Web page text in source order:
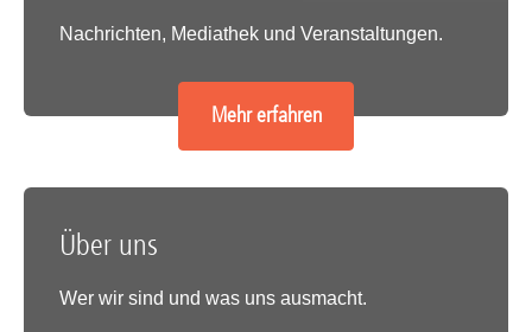
Nachrichten, Mediathek und Veranstaltungen.
Mehr erfahren
Über uns
Wer wir sind und was uns ausmacht.